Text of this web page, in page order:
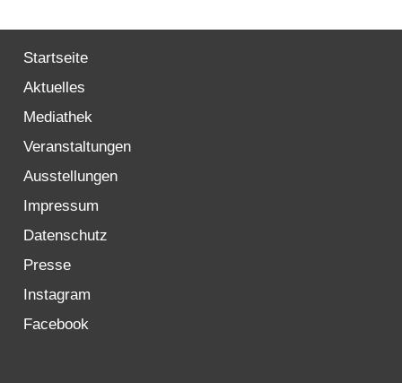
Startseite
Aktuelles
Mediathek
Veranstaltungen
Ausstellungen
Impressum
Datenschutz
Presse
Instagram
Facebook